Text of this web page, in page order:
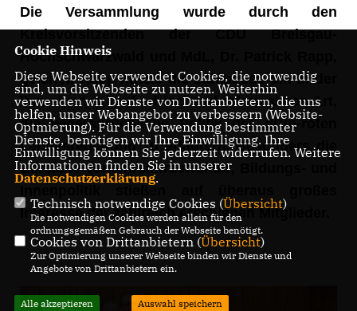
Die Versammlung wurde durch den
Kreisvorsitzenden der CDU Breisgau-
Hochschwarzwald und MdL, Dr. Patrick Rapp,
geleitet. Rapp nutzte die Zählpause um in der
ihm eigenen und erfrischend informativen Art,
die widersprüchliche Politik der grün-roten
Landesregierung zu erläutern. Besonders die
Bereiche Verkehrsinfrastruktur, Bildungs- und
Interesse der zahlreich erschienen Mitglieder.
Cookie Hinweis
Diese Webseite verwendet Cookies, die notwendig
sind, um die Webseite zu nutzen. Weiterhin
verwenden wir Dienste von Drittanbietern, die uns
helfen, unser Webangebot zu verbessern (Website-
Optmierung). Für die Verwendung bestimmter
Dienste, benötigen wir Ihre Einwilligung. Ihre
Einwilligung können Sie jederzeit widerrufen. Weitere
Informationen finden Sie in unserer
Datenschutzerklärung.
Technisch notwendige Cookies (Übersicht)
Die notwendigen Cookies werden allein für den
ordnungsgemäßen Gebrauch der Webseite benötigt.
Cookies von Drittanbietern (Übersicht)
Zur Optimierung unserer Webseite binden wir Dienste und
Angebote von Drittanbietern ein.
Alle akzeptieren Auswahl speichern